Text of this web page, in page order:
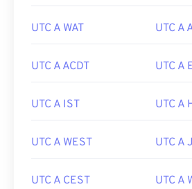
UTC A WAT UTC A
UTC A ACDT UTC A
UTC A IST UTC A
UTC A WEST UTC A
UTC A CEST UTC A